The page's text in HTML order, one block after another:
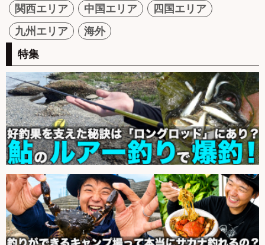
関西エリア
中国エリア
四国エリア
九州エリア
海外
特集